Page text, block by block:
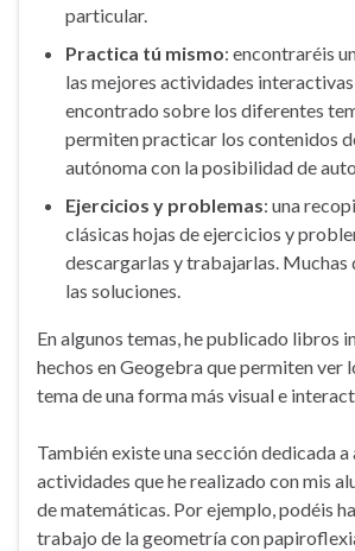
particular.
Practica tú mismo: encontraréis
las mejores actividades interactivas
encontrado sobre los diferentes
permiten practicar los contenidos
autónoma con la posibilidad de
Ejercicios y problemas: una
clásicas hojas de ejercicios y
descargarlas y trabajarlas. Muchas
las soluciones.
En algunos temas, he publicado libros
hechos en Geogebra que permiten ver
tema de una forma más visual e
También existe una sección dedicada a
actividades que he realizado con mis
de matemáticas. Por ejemplo, podéis
trabajo de la geometría con